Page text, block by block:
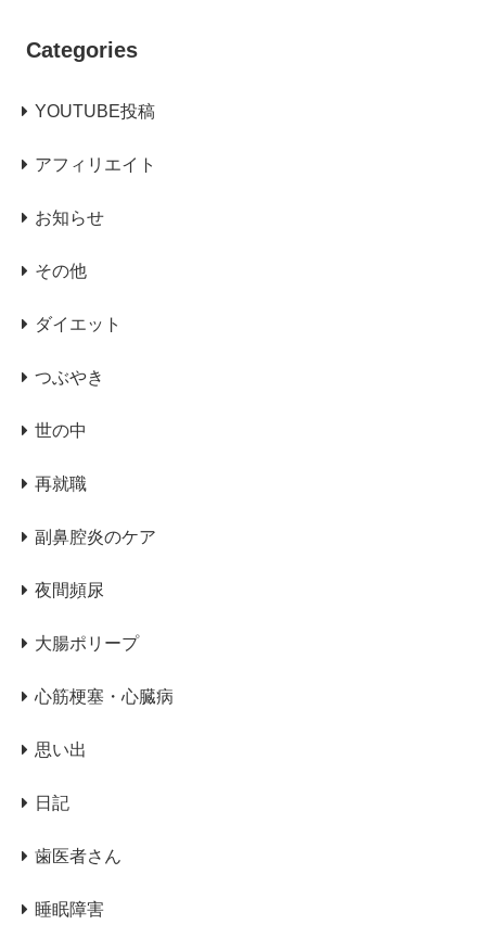
Categories
YOUTUBE投稿
アフィリエイト
お知らせ
その他
ダイエット
つぶやき
世の中
再就職
副鼻腔炎のケア
夜間頻尿
大腸ポリープ
心筋梗塞・心臓病
思い出
日記
歯医者さん
睡眠障害